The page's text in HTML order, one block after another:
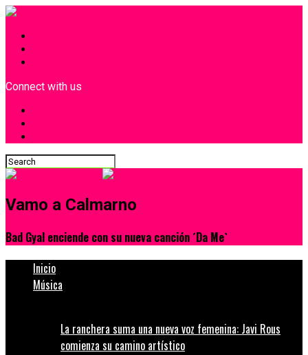
Connect with us
Vamo a Calmarno
Bad Gyal enciende con su nueva canción ´Da Me`
Inicio
Música
La ranchera suma una nueva voz femenina: Javi Rous
comienza su camino artístico